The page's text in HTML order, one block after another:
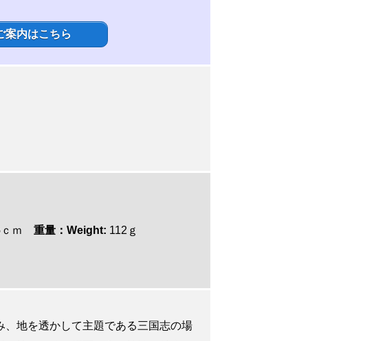
案内はこちら
ｃｍ 重量：Weight: 112ｇ
、地を透かして主題である三国志の場